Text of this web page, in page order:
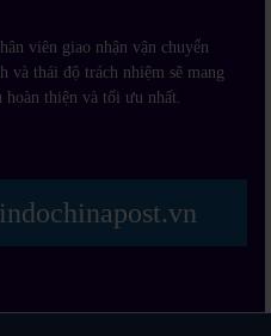
viên giao nhận vận chuyển
và thái độ trách nhiệm sẽ mang
hoàn thiện và tối ưu nhất.